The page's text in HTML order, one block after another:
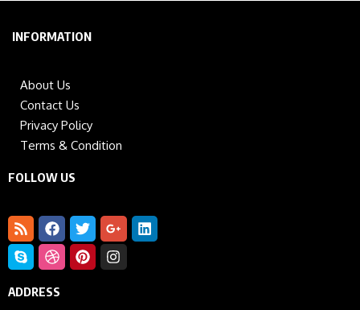
INFORMATION
About Us
Contact Us
Privacy Policy
Terms & Condition
FOLLOW US
ADDRESS